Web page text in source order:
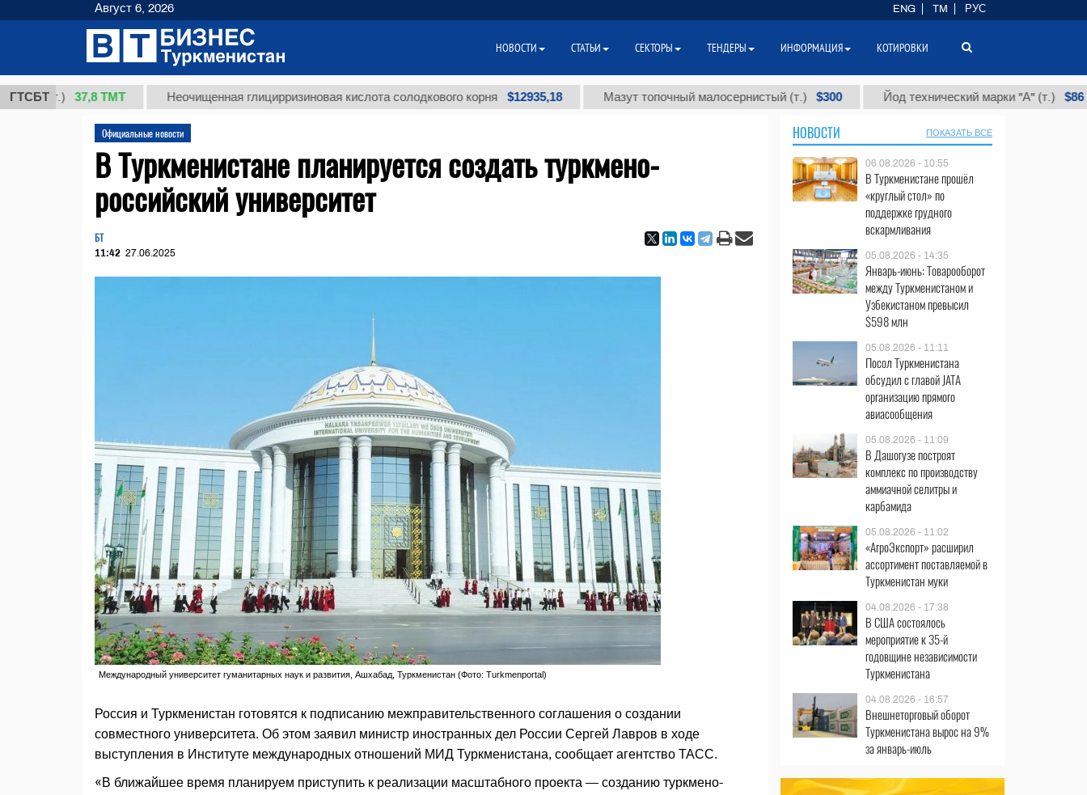
ГТСБТ37,8 ТМТ Неочищенная глицирризиновая кислота солодкового корня $12935,18 Мазут топочный малосернистый (т.) $300 Йод технический марки "А" (т.) $86 000
Официальные новости
В Туркменистане планируется создать туркмено-
российский университет
БТ
11:42 27.06.2025
Международный университет гуманитарных наук и развития, Ашхабад, Туркменистан (Фото: Turkmenportal)
Россия и Туркменистан готовятся к подписанию межправительственного соглашения о создании
совместного университета. Об этом заявил министр иностранных дел России Сергей Лавров в ходе
выступления в Институте международных отношений МИД Туркменистана, сообщает агентство ТАСС.
«В ближайшее время планируем приступить к реализации масштабного проекта — созданию туркмено-
НОВОСТИ ПОКАЗАТЬ ВСЕ
06.08.2026 - 10:55
В Туркменистане прошёл
«круглый стол» по
поддержке грудного
вскармливания
05.08.2026 - 14:35
Январь-июнь: Товарооборот
между Туркменистаном и
Узбекистаном превысил
$598 млн
05.08.2026 - 11:11
Посол Туркменистана
обсудил с главой JATA
организацию прямого
авиасообщения
05.08.2026 - 11:09
В Дашогузе построят
комплекс по производству
аммиачной селитры и
карбамида
05.08.2026 - 11:02
«АгроЭкспорт» расширил
ассортимент поставляемой в
Туркменистан муки
04.08.2026 - 17:38
В США состоялось
мероприятие к 35-й
годовщине независимости
Туркменистана
04.08.2026 - 16:57
Внешнеторговый оборот
Туркменистана вырос на 9%
за январь-июль
Август 6, 2026 ENG TM РУС
НОВОСТИ СТАТЬИ СЕКТОРЫ ТЕНДЕРЫ ИНФОРМАЦИЯ КОТИРОВКИ